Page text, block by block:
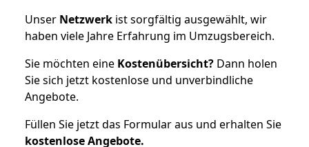
Unser Netzwerk ist sorgfältig ausgewählt, wir
haben viele Jahre Erfahrung im Umzugsbereich.
Sie möchten eine Kostenübersicht? Dann holen
Sie sich jetzt kostenlose und unverbindliche
Angebote.
Füllen Sie jetzt das Formular aus und erhalten Sie
kostenloseAngebote.